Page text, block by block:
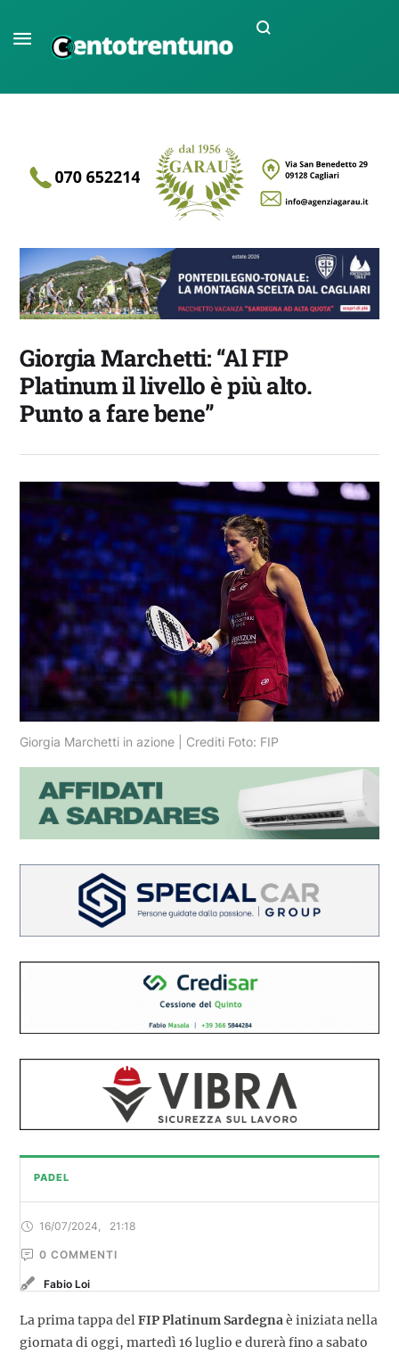
Giorgia Marchetti: “Al FIP
Platinum il livello è più alto.
Punto a fare bene”
Giorgia Marchetti in azione | Crediti Foto: FIP
PADEL
16/07/2024, 21:18
0 COMMENTI
Fabio Loi
La prima tappa delFIP Platinum Sardegnaè iniziata nella
giornata di oggi, martedì 16 luglio e durerà fino a sabato